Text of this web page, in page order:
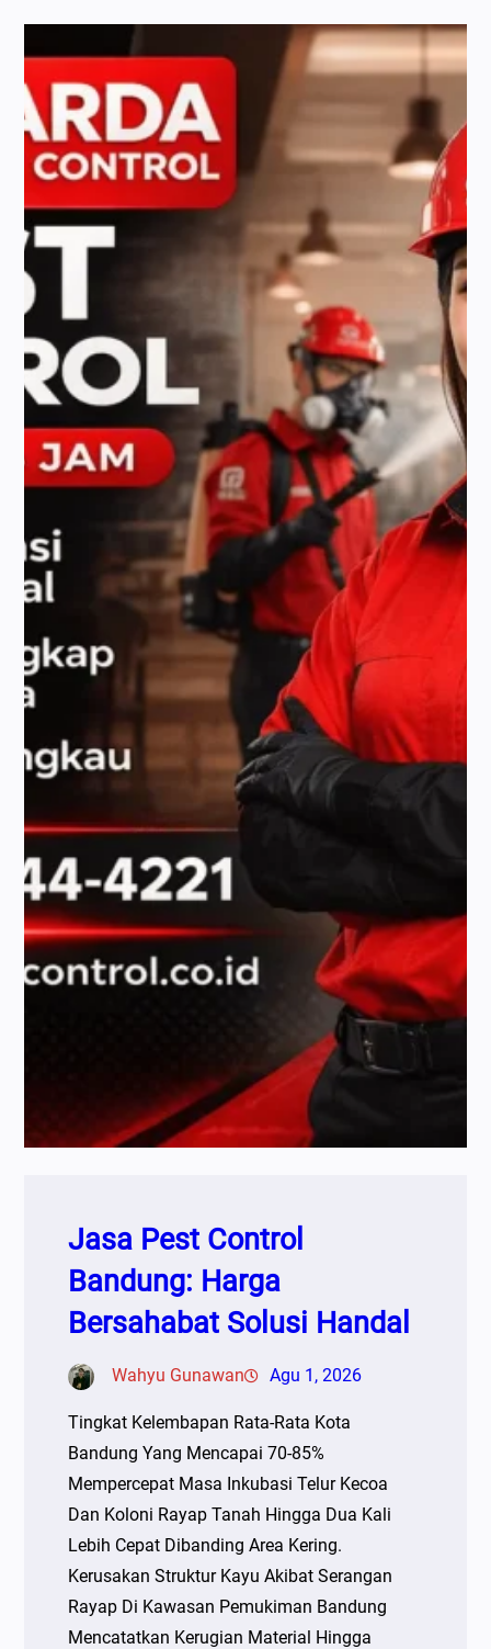
Jasa Pest Control
Bandung: Harga
Bersahabat Solusi Handal
Wahyu Gunawan Agu 1, 2026
Tingkat Kelembapan Rata-Rata Kota
Bandung Yang Mencapai 70-85%
Mempercepat Masa Inkubasi Telur Kecoa
Dan Koloni Rayap Tanah Hingga Dua Kali
Lebih Cepat Dibanding Area Kering.
Kerusakan Struktur Kayu Akibat Serangan
Rayap Di Kawasan Pemukiman Bandung
Mencatatkan Kerugian Material Hingga